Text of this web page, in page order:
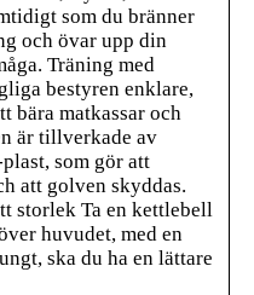
som du bränner
och övar upp din
Träning med
bestyren enklare,
bära matkassar och
är tillverkade av
som gör att
att golven skyddas.
storlek Ta en kettlebell
huvudet, med en
ska du ha en lättare